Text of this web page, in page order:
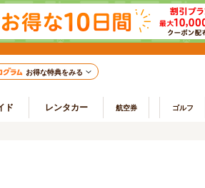
お得な特典をみる
ド レンタカー 航空券 ゴルフ